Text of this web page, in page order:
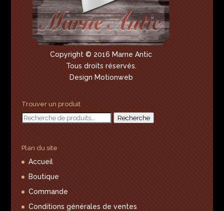
Copyright © 2016 Marne Antic
Tous droits réservés.
Design Motionweb
Trouver un produit
Recherche
Recherche
Plan du site
Accueil
Boutique
Commande
Conditions générales de ventes